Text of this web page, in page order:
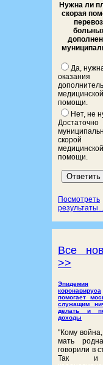
Нужна ли
скорая
Да,
оказания
медицинской
помощи.
Нет, не
Достаточно
скорой
медицинской
помощи.
Посмотреть
результаты...
Все
>>
Эпидемия
коронавируса
помогает
служащим
делать и
доходы
"Кому
мать
говорили в
Так